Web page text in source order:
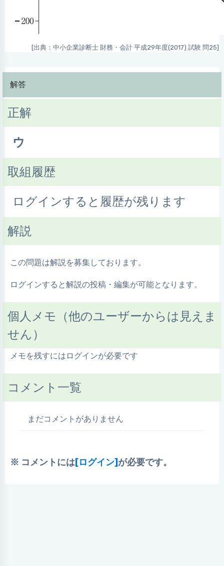
[出典：中小企業診断士 財務・会計 平成29年度(2017) 試験 問25]
解答
正解
ウ
取組履歴
ログインすると履歴が残ります
解説
この問題は解説を募集しております。
ログインすると解説の投稿・編集が可能となります。
個人メモ（他のユーザーからは見えま
せん）
メモを残すにはログインが必要です
コメント一覧
まだコメントがありません
※ コメントには[ログイン] が必要です。